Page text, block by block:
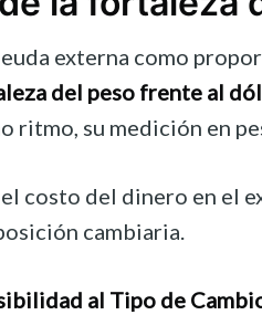
externa como
del peso frente al
ritmo, su medición en
el costo del dinero en el
cambiaria.
al Tipo de